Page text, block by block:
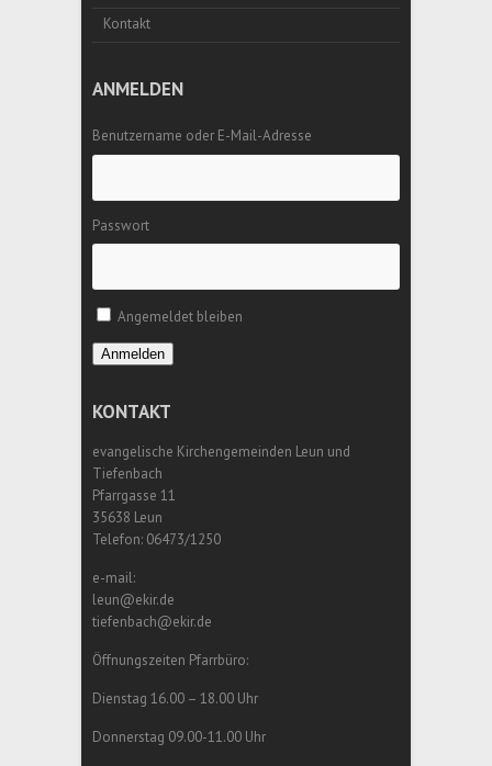
Kontakt
ANMELDEN
Benutzername oder E-Mail-Adresse
Passwort
Angemeldet bleiben
Anmelden
KONTAKT
evangelische Kirchengemeinden Leun und
Tiefenbach
Pfarrgasse 11
35638 Leun
Telefon: 06473/1250
e-mail:
leun@ekir.de
tiefenbach@ekir.de
Öffnungszeiten Pfarrbüro:
Dienstag 16.00 – 18.00 Uhr
Donnerstag 09.00-11.00 Uhr